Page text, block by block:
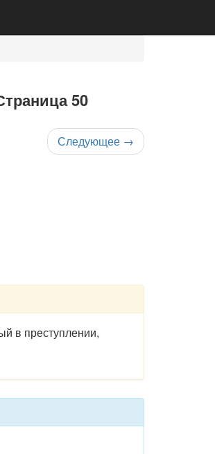
50
Следующее →
в преступлении,